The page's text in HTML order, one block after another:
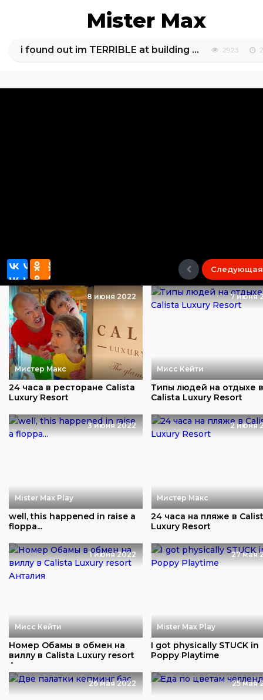
Mister Max
i found out im TERRIBLE at building starecases in Poppy Playtime 2923
Следующая
8 июня 2022
Мистер Макс
24 часа в ресторане Calista
Luxury Resort
7 июня
Мисс Кейти
Типы людей на отдыхе
Calista Luxury Resort
3 июня 2022
Mister Max Play
well, this happened in raise a
floppa...
2 июня
Мистер Макс
24 часа на пляже в
Luxury Resort
1 июня 2022
Мисс Кейти
Номер Обамы в обмен на
виллу в Calista Luxury resort
Анталия...
27 мая
Mister Max Play
I got physically STUCK in
Poppy Playtime
26 мая 2022 25 мая